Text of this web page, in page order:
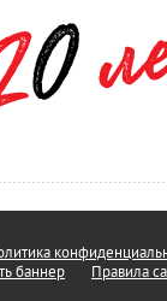
баннер Правила